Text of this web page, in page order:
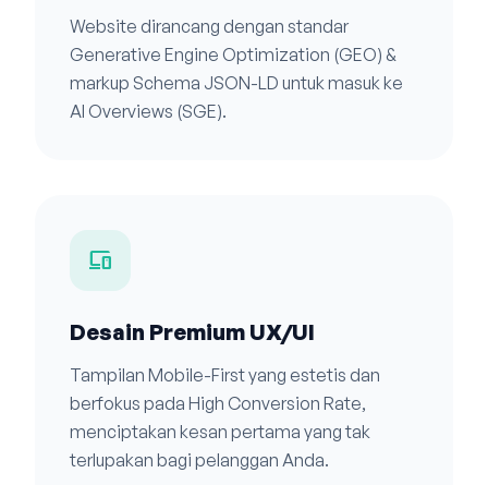
Website dirancang dengan standar
Generative Engine Optimization (GEO) &
markup Schema JSON-LD untuk masuk ke
AI Overviews (SGE).
devices
Desain Premium UX/UI
Tampilan Mobile-First yang estetis dan
berfokus pada High Conversion Rate,
menciptakan kesan pertama yang tak
terlupakan bagi pelanggan Anda.